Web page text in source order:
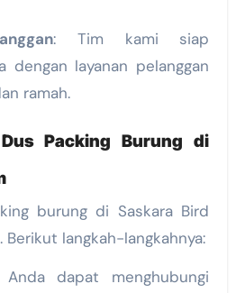
: Tim kami siap
dengan layanan pelanggan
ramah.
Packing Burung di
burung di Saskara Bird
Berikut langkah-langkahnya:
Anda dapat menghubungi